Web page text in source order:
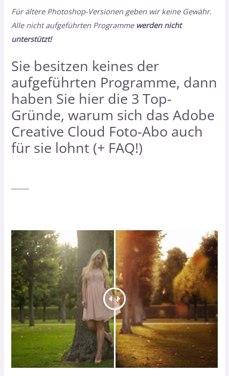
Für ältere Photoshop-Versionen geben wir keine Gewähr.
Alle nicht aufgeführten Programme werden nicht
unterstützt!
Sie besitzen keines der
aufgeführten Programme, dann
haben Sie hier die 3 Top-
Gründe, warum sich das Adobe
Creative Cloud Foto-Abo auch
für sie lohnt (+ FAQ!)